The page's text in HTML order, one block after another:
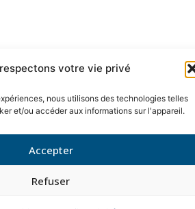
votre vie privé
nous utilisons des technologies telles
et/ou accéder aux informations sur l'appareil.
Accepter
Refuser